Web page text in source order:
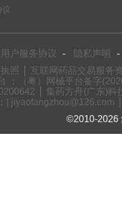
议
用户服务协议 - 隐私声明
-
照
互联网药品交易服务
：（粤）网械平台备字
集药方舟(广东)科
| jiyaofangzhou@126.com
©2010-2026